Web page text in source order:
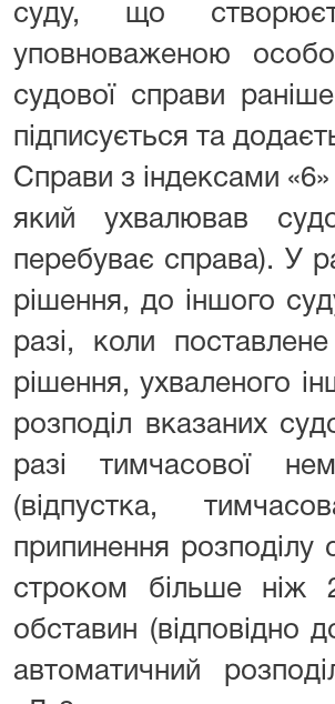
суду, що
уповноваженою
судової справи
підписується та
Справи з індексами
який ухвалював
перебуває справа). У
рішення, до іншого
разі, коли
рішення, ухваленого
розподіл вказаних
разі тимчасової
(відпустка,
припинення
строком більше ніж
обставин (відповідно
автоматичний